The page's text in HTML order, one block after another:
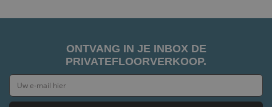
ONTVANG IN JE INBOX DE
PRIVATEFLOORVERKOOP.